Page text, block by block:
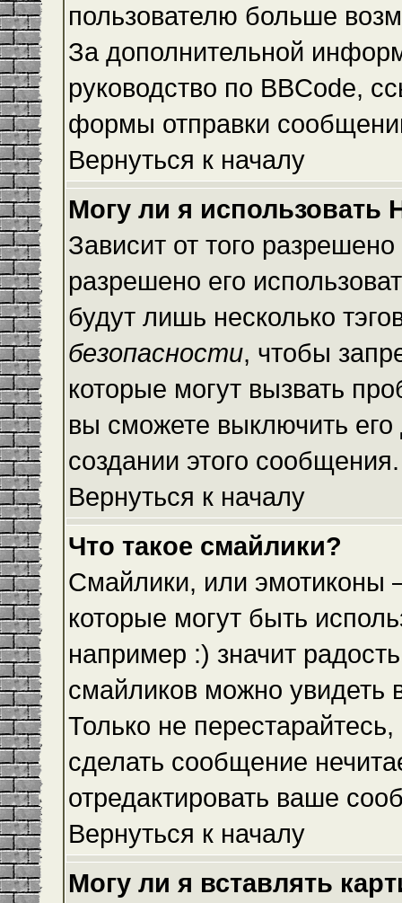
пользователю больше
За дополнительной
руководство по BBCode,
формы отправки
Вернуться к началу
Могу ли я использовать
Зависит от того
разрешено его
будут лишь несколько
безопасности, чтобы
которые могут вызвать
вы сможете выключить
создании этого сообщения.
Вернуться к началу
Что такое смайлики?
Смайлики, или эмотиконы
которые могут быть
например :) значит
смайликов можно
Только не
сделать сообщение
отредактировать ваше
Вернуться к началу
Могу ли я вставлять